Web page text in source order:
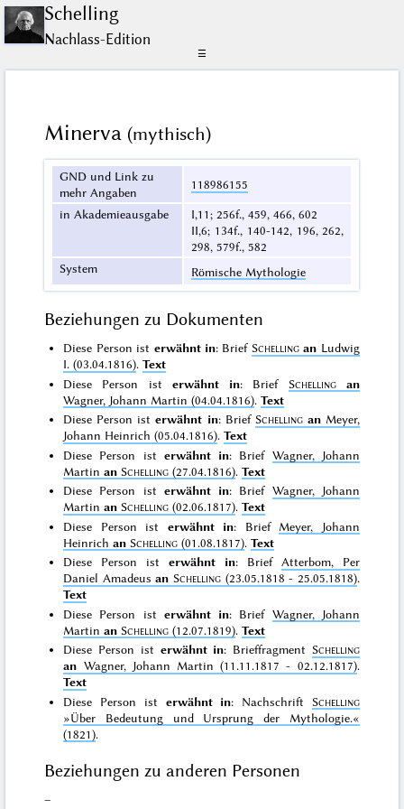
Schelling
Nachlass-Edition
☰
Minerva (mythisch)
GND und Link zu
mehr Angaben
118986155
in Akademieausgabe
I,11; 256f., 459, 466, 602
II,6; 134f., 140-142, 196, 262,
298, 579f., 582
System
Römische Mythologie
Beziehungen zu Dokumenten
Diese Person ist erwähnt in: Brief Schelling an Ludwig
I. (03.04.1816).Text
Diese Person ist erwähnt in: Brief Schelling
an
Wagner, Johann Martin (04.04.1816).Text
Diese Person isterwähnt in: Brief Schelling anMeyer,
Johann Heinrich (05.04.1816).Text
Diese Person ist erwähnt in: Brief Wagner, Johann
Martinan Schelling (27.04.1816).Text
Diese Person ist erwähnt in: Brief Wagner, Johann
Martinan Schelling (02.06.1817).Text
Diese Person ist erwähnt in: Brief Meyer, Johann
Heinrichan Schelling (01.08.1817).Text
Diese Person isterwähnt in: Brief Atterbom, Per
Daniel Amadeusan Schelling (23.05.1818 - 25.05.1818).
Text
Diese Person ist erwähnt in: Brief Wagner, Johann
Martinan Schelling (12.07.1819).Text
Diese Person ist erwähnt in: Brieffragment Schelling
an Wagner, Johann Martin (11.11.1817 - 02.12.1817).
Text
Diese Person ist erwähnt in: Nachschrift Schelling
»Über Bedeutung und Ursprung der Mythologie.«
(1821).
Beziehungen zu anderen Personen
–